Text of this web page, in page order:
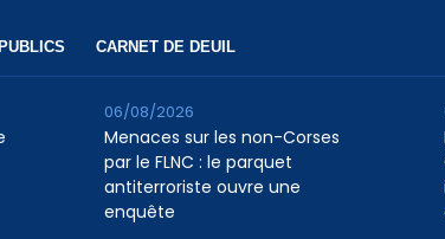
CARNET DE DEUIL
Menaces sur les non-Corses
par le FLNC : le parquet
antiterroriste ouvre une
enquête
06/08/2026